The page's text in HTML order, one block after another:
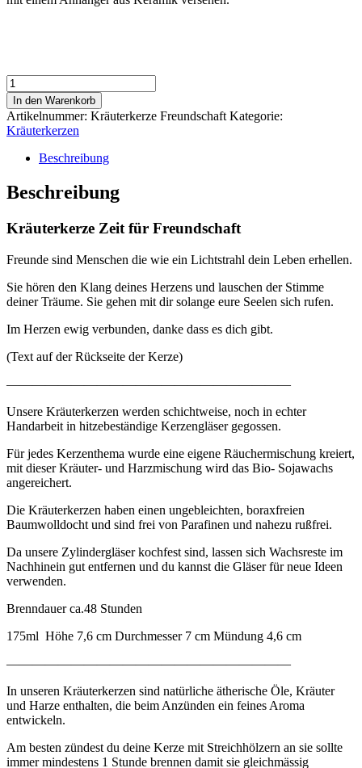
Kräuterkerze
Freundschaft
Menge
In den Warenkorb
Artikelnummer: Kräuterkerze Freundschaft Kategorie:
Kräuterkerzen
Beschreibung
Beschreibung
Kräuterkerze Zeit für Freundschaft
Freunde sind Menschen die wie ein Lichtstrahl dein Leben erhellen.
Sie hören den Klang deines Herzens und lauschen der Stimme
deiner Träume. Sie gehen mit dir solange eure Seelen sich rufen.
Im Herzen ewig verbunden, danke dass es dich gibt.
(Text auf der Rückseite der Kerze)
——————————————————————
Unsere Kräuterkerzen werden schichtweise, noch in echter
Handarbeit in hitzebeständige Kerzengläser gegossen.
Für jedes Kerzenthema wurde eine eigene Räuchermischung kreiert,
mit dieser Kräuter- und Harzmischung wird das Bio- Sojawachs
angereichert.
Die Kräuterkerzen haben einen ungebleichten, boraxfreien
Baumwolldocht und sind frei von Parafinen und nahezu rußfrei.
Da unsere Zylindergläser kochfest sind, lassen sich Wachsreste im
Nachhinein gut entfernen und du kannst die Gläser für neue Ideen
verwenden.
Brenndauer ca.48 Stunden
175ml Höhe 7,6 cm Durchmesser 7 cm Mündung 4,6 cm
——————————————————————
In unseren Kräuterkerzen sind natürliche ätherische Öle, Kräuter
und Harze enthalten, die beim Anzünden ein feines Aroma
entwickeln.
Am besten zündest du deine Kerze mit Streichhölzern an sie sollte
immer mindestens 1 Stunde brennen damit sie gleichmässig